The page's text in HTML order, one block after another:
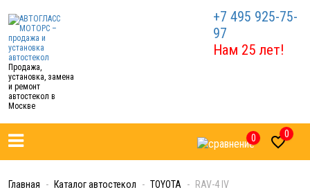
Продажа,
установка, замена
и ремонт
автостекол в
Москве
+7 495 925-75-
97
Нам 25 лет!
0 0
Главная Каталог автостекол TOYOTA RAV-4 IV